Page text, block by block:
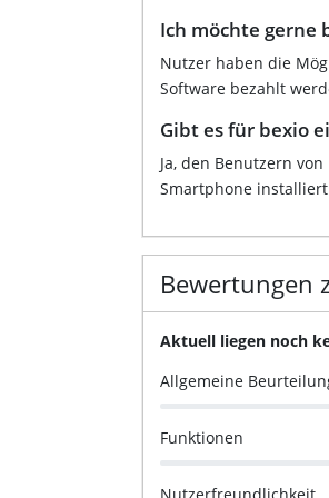
Ich möchte gerne
Nutzer haben die
Software bezahlt
Gibt es für bexio
Ja, den Benutzern
Smartphone
Bewertungen
Aktuell liegen noch
Allgemeine
Funktionen